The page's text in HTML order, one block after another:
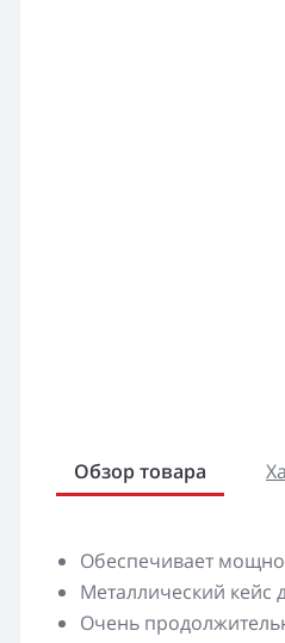
Обзор товара
Обеспечивает
Металлический кейс
Очень